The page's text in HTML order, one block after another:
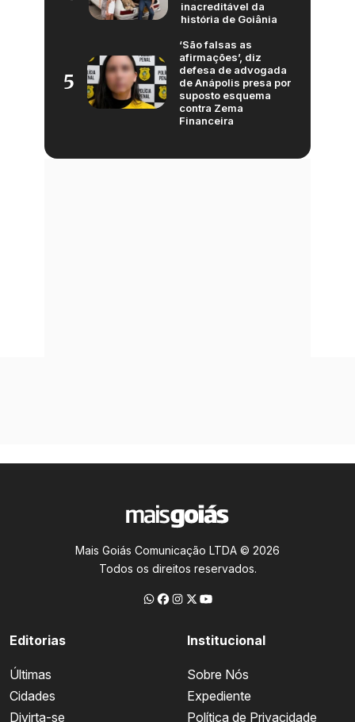
inacreditável da
história de Goiânia
5
‘São falsas as
afirmações’, diz
defesa de advogada
de Anápolis presa por
suposto esquema
contra Zema
Financeira
Mais Goiás Comunicação LTDA © 2026
Todos os direitos reservados.
Editorias
Últimas
Cidades
Divirta-se
Institucional
Sobre Nós
Expediente
Política de Privacidade